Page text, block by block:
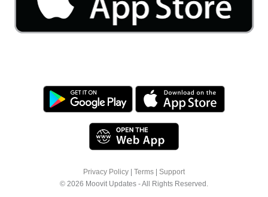
Privacy Policy Terms
Support
© 2026 Moovit Updates - All Rights Reserved.